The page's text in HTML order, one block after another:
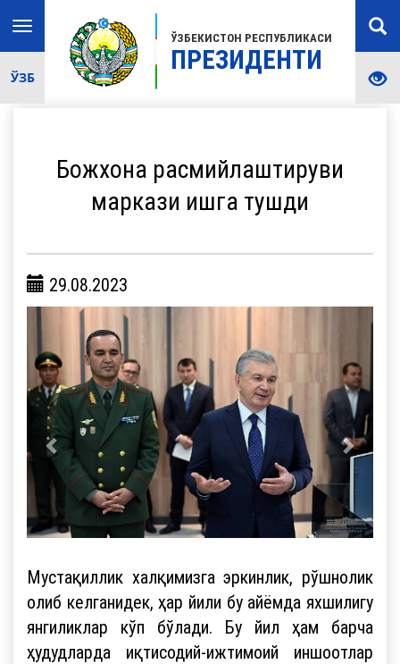
ЎЗБЕКИСТОН РЕСПУБЛИКАСИ
ПРЕЗИДЕНТИ
Toggle
navigation
ЎЗБ
Божхона расмийлаштируви
маркази ишга тушди
29.08.2023
Мустақиллик халқимизга эркинлик, рўшнолик
олиб келганидек, ҳар йили бу айёмда яхшилигу
янгиликлар кўп бўлади. Бу йил ҳам барча
ҳудудларда иқтисодий-ижтимоий иншоотлар